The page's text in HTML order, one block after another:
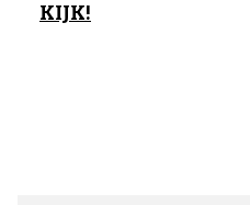
KIJK!